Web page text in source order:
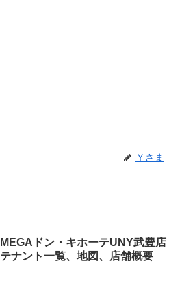
Ｙさま
MEGAドン・キホーテUNY武豊店
テナント一覧、地図、店舗概要